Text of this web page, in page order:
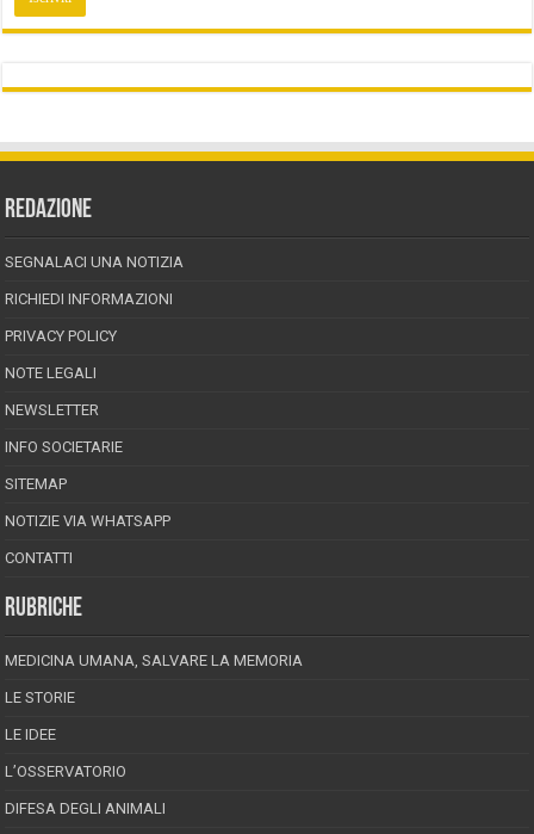
REDAZIONE
SEGNALACI UNA NOTIZIA
RICHIEDI INFORMAZIONI
PRIVACY POLICY
NOTE LEGALI
NEWSLETTER
INFO SOCIETARIE
SITEMAP
NOTIZIE VIA WHATSAPP
CONTATTI
RUBRICHE
MEDICINA UMANA, SALVARE LA MEMORIA
LE STORIE
LE IDEE
L’OSSERVATORIO
DIFESA DEGLI ANIMALI